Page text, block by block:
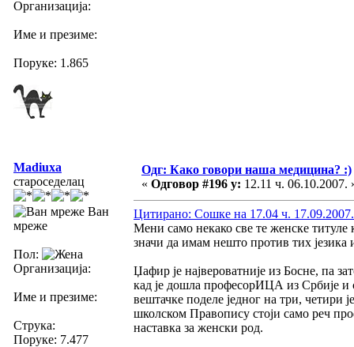
Организација:
Име и презиме:
Поруке: 1.865
Madiuxa
староседелац
Ван
мреже
Пол:
Организација:
Име и презиме:
Струка:
Поруке: 7.477
Одг: Како говори наша медицина? :)
« Одговор #196 у: 12.11 ч. 06.10.2007.
Цитирано: Сошке на 17.04 ч. 17.09.2007.
Мени само некако све те женске титуле
значи да имам нешто против тих
Џафир је највероватније из Босне, па
кад је дошла професорИЦА из Србије и
вештачке поделе једног на три, четири
школском Правопису стоји само реч
наставка за женски род.